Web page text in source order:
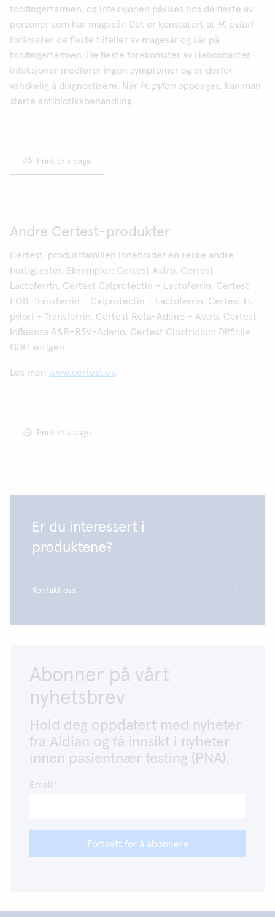
tolvfingertarmen, og infeksjonen påvises hos de fleste av
personer som har magesår. Det er konstatert at H. pylori
forårsaker de fleste tilfeller av magesår og sår på
tolvfingertarmen. De fleste forekomster av Helicobacter-
infeksjoner medfører ingen symptomer og er derfor
vanskelig å diagnostisere. Når H. pylorioppdages, kan man
starte antibiotikabehandling.
Print this page
Andre Certest-produkter
Certest-produktfamilien inneholder en rekke andre
hurtigtester. Eksempler: Certest Astro, Certest
Lactoferrin, Certest Calprotectin + Lactoferrin, Certest
FOB-Transferrin + Calprotectin + Lactoferrin, Certest H.
pylori + Transferrin, Certest Rota-Adeno + Astro, Certest
Influenza A&B+RSV-Adeno, Certest Clostridium Difficile
GDH antigen.
Les mer: www.certest.es.
Print this page
Er du interessert i
produktene?
Kontakt oss
Abonner på vårt
nyhetsbrev
Hold deg oppdatert med nyheter
fra Aidian og få innsikt i nyheter
innen pasientnær testing (PNA).
Email
Fortsett for å abonnere